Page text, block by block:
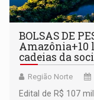
BOLSAS DE
Amazônia+10
cadeias da
Região Norte
Edital de R$ 107